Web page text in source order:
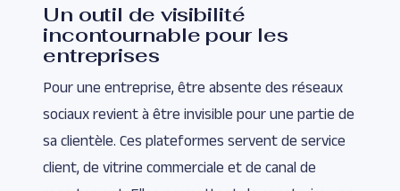
Un outil de visibilité
incontournable pour les
entreprises
Pour une entreprise, être absente des réseaux
sociaux revient à être invisible pour une partie de
sa clientèle. Ces plateformes servent de service
client, de vitrine commerciale et de canal de